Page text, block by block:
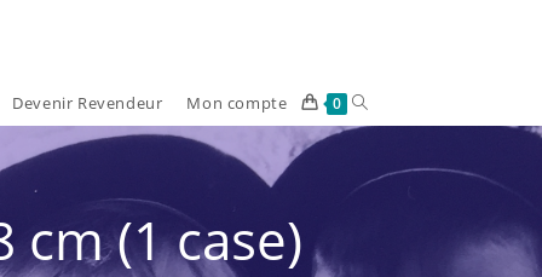
Devenir Revendeur Mon compte 0 Toggle
search
cm (1 case)